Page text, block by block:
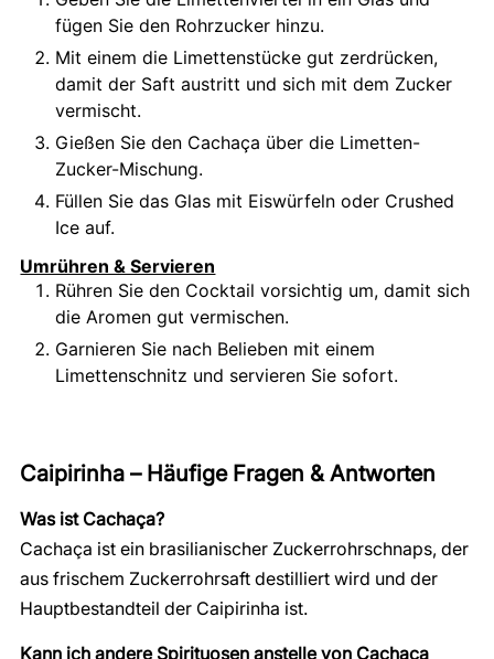
fügen Sie den Rohrzucker hinzu.
Mit einem die Limettenstücke gut zerdrücken,
damit der Saft austritt und sich mit dem Zucker
vermischt.
Gießen Sie den Cachaça über die Limetten-
Zucker-Mischung.
Füllen Sie das Glas mit Eiswürfeln oder Crushed
Ice auf.
Umrühren & Servieren
Rühren Sie den Cocktail vorsichtig um, damit sich
die Aromen gut vermischen.
Garnieren Sie nach Belieben mit einem
Limettenschnitz und servieren Sie sofort.
Caipirinha – Häufige Fragen & Antworten
Was ist Cachaça?
Cachaça ist ein brasilianischer Zuckerrohrschnaps, der
aus frischem Zuckerrohrsaft destilliert wird und der
Hauptbestandteil der Caipirinha ist.
Kann ich andere Spirituosen anstelle von Cachaça